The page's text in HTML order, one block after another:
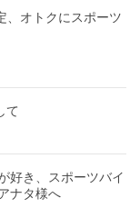
、オトクにスポーツ
て
好き、スポーツバイ
ナタ様へ